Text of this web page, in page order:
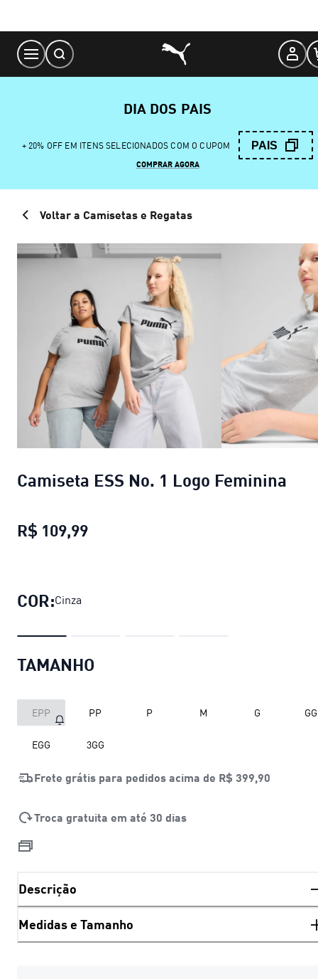
Content
DIA DOS PAIS
+ 20% OFF EM ITENS SELECIONADOS COM O CUPOM PAIS
COMPRAR AGORA
Voltar a Camisetas e Regatas
Camiseta ESS No. 1 Logo Feminina
R$ 109,99
COR:Cinza
TAMANHO
EPP PP P M G GG
EGG 3GG
Frete grátis para pedidos acima de R$ 399,90
Troca gratuita em até 30 dias
Descrição
Medidas e Tamanho